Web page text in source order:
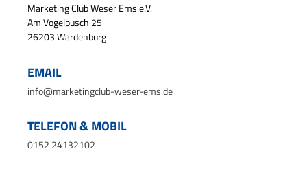
Marketing Club Weser Ems e.V.
Am Vogelbusch 25
26203 Wardenburg
EMAIL
info@marketingclub-weser-ems.de
TELEFON & MOBIL
0152 24132102